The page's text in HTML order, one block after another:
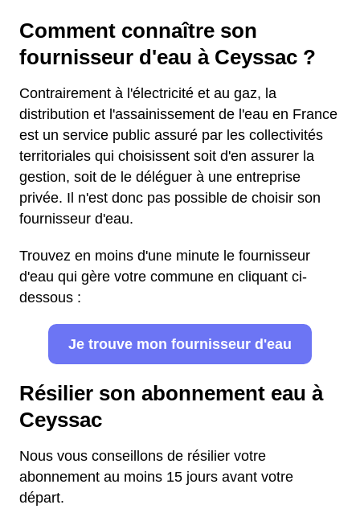
Comment connaître son
fournisseur d'eau à Ceyssac ?
Contrairement à l'électricité et au gaz, la
distribution et l'assainissement de l'eau en France
est un service public assuré par les collectivités
territoriales qui choisissent soit d'en assurer la
gestion, soit de le déléguer à une entreprise
privée. Il n'est donc pas possible de choisir son
fournisseur d'eau.
Trouvez en moins d'une minute le fournisseur
d'eau qui gère votre commune en cliquant ci-
dessous :
Je trouve mon fournisseur d'eau
Résilier son abonnement eau à
Ceyssac
Nous vous conseillons de résilier votre
abonnement au moins 15 jours avant votre
départ.